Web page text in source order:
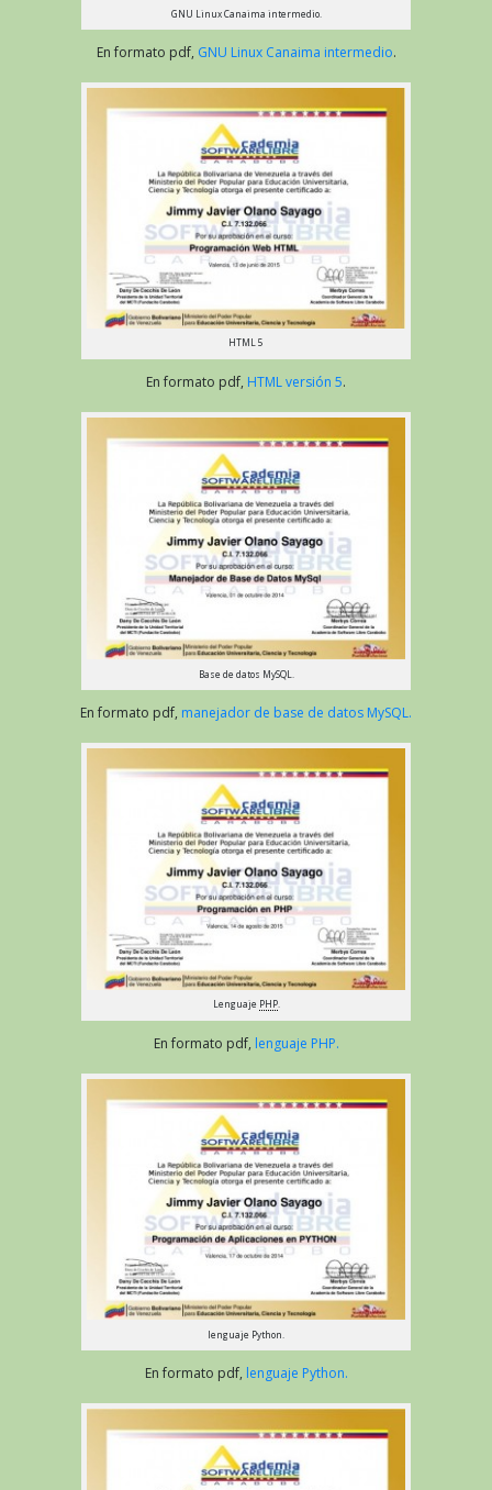
GNU Linux Canaima intermedio.
En formato pdf, GNU Linux Canaima intermedio.
HTML 5
En formato pdf, HTML versión 5.
Base de datos MySQL.
En formato pdf, manejador de base de datos MySQL.
Lenguaje PHP.
En formato pdf, lenguaje PHP.
lenguaje Python.
En formato pdf, lenguaje Python.